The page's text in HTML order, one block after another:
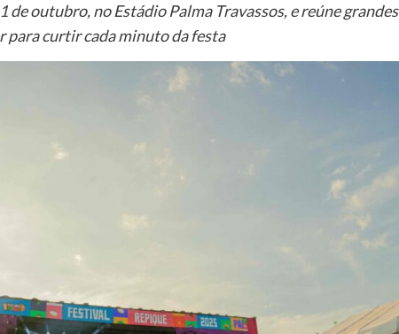
de outubro, no Estádio Palma Travassos, e reúne grandes
para curtir cada minuto da festa